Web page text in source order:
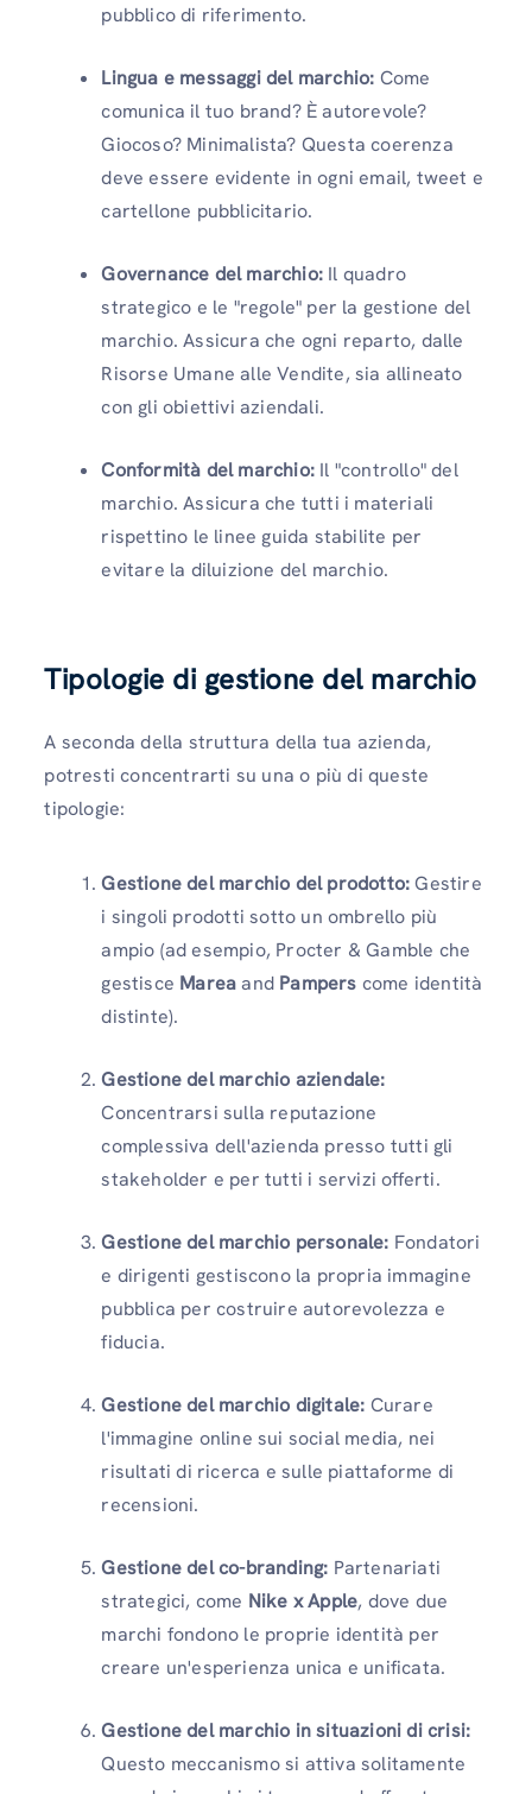
pubblico di riferimento.
Lingua e messaggi del marchio: Come
comunica il tuo brand? È autorevole?
Giocoso? Minimalista? Questa coerenza
deve essere evidente in ogni email, tweet e
cartellone pubblicitario.
Governance del marchio: Il quadro
strategico e le "regole" per la gestione del
marchio. Assicura che ogni reparto, dalle
Risorse Umane alle Vendite, sia allineato
con gli obiettivi aziendali.
Conformità del marchio: Il "controllo" del
marchio. Assicura che tutti i materiali
rispettino le linee guida stabilite per
evitare la diluizione del marchio.
Tipologie di gestione del marchio
A seconda della struttura della tua azienda,
potresti concentrarti su una o più di queste
tipologie:
Gestione del marchio del prodotto:Gestire
i singoli prodotti sotto un ombrello più
ampio (ad esempio, Procter & Gamble che
gestisce Mareaand Pampers come identità
distinte).
Gestione del marchio aziendale:
Concentrarsi sulla reputazione
complessiva dell'azienda presso tutti gli
stakeholder e per tutti i servizi offerti.
Gestione del marchio personale: Fondatori
e dirigenti gestiscono la propria immagine
pubblica per costruire autorevolezza e
fiducia.
Gestione del marchio digitale: Curare
l'immagine online sui social media, nei
risultati di ricerca e sulle piattaforme di
recensioni.
Gestione del co-branding: Partenariati
strategici, come Nike x Apple, dove due
marchi fondono le proprie identità per
creare un'esperienza unica e unificata.
Gestione del marchio in situazioni di crisi:
Questo meccanismo si attiva solitamente